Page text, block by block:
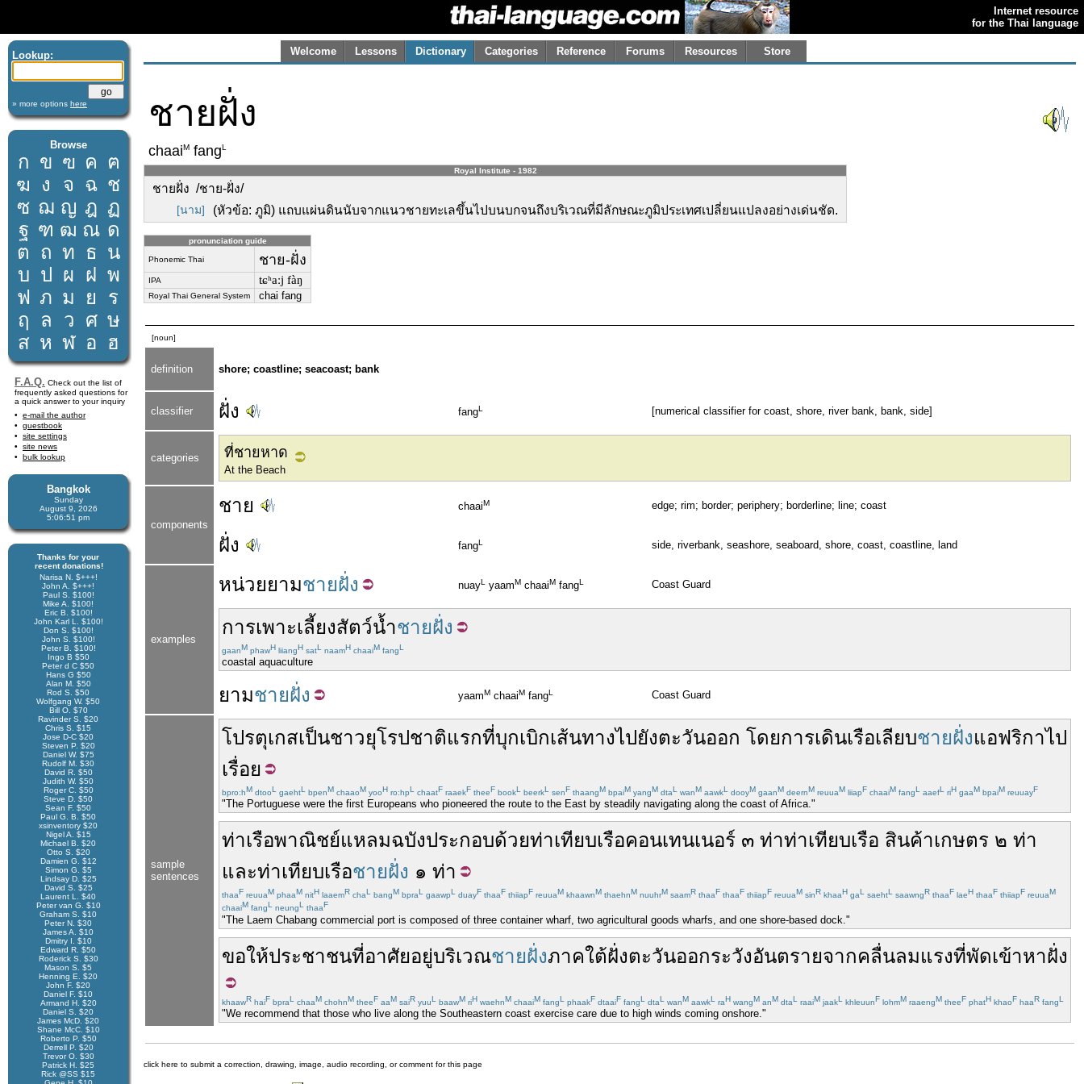
Internet resource
for the Thai language
Lookup:
» more options here
Browse
ก ข ฃ ค ฅ
ฆ ง จ ฉ ช
ซ ฌ ญ ฎ ฏ
ฐ ฑ ฒ ณ ด
ต ถ ท ธ น
บ ป ผ ฝ พ
ฟ ภ ม ย
ร
ฤ
ล ว ศ ษ
ส ห ฬ อ ฮ
F.A.Q. Check out the list of
frequently asked questions for
a quick answer to your inquiry
e-mail the author
guestbook
site settings
site news
bulk lookup
Bangkok
Sunday
August 9, 2026
5:06:52 pm
Thanks for your
recent donations!
Narisa N. $+++!
John A. $+++!
Paul S. $100!
Mike A. $100!
Eric B. $100!
John Karl L. $100!
Don S. $100!
John S. $100!
Peter B. $100!
Ingo B $50
Peter d C $50
Hans G $50
Alan M. $50
Rod S. $50
Wolfgang W. $50
Bill O. $70
Ravinder S. $20
Chris S. $15
Jose D-C $20
Steven P. $20
Daniel W. $75
Rudolf M. $30
David R. $50
Judith W. $50
Roger C. $50
Steve D. $50
Sean F. $50
Paul G. B. $50
xsinventory $20
Nigel A. $15
Michael B. $20
Otto S. $20
Damien G. $12
Simon G. $5
Lindsay D. $25
David S. $25
Laurent L. $40
Peter van G. $10
Graham S. $10
Peter N. $30
James A. $10
Dmitry I. $10
Edward R. $50
Roderick S. $30
Mason S. $5
Henning E. $20
John F. $20
Daniel F. $10
Armand H. $20
Daniel S. $20
James McD. $20
Shane McC. $10
Roberto P. $50
Derrell P. $20
Trevor O. $30
Patrick H. $25
Rick @SS $15
Welcome Lessons Dictionary Categories Reference Forums Resources Store
ชายฝั่ง
chaaiM fangL
Royal Institute - 1982
ชายฝั่ง /ชาย-ฝั่ง/
[นาม] (หัวข้อ: ภูมิ) แถบแผ่นดินนับจากแนวชายทะเลขึ้นไปบนบกจนถึงบริเวณที่มีลักษณะภูมิประเทศเปลี่ยนแปลงอย่างเด่นชัด.
pronunciation guide
Phonemic Thai ชาย-ฝั่ง
IPA tɕʰaːj fàŋ
Royal Thai General System chai fang
[noun]
definition shore; coastline; seacoast; bank
classifier ฝั่ง fangL [numerical classifier for coast, shore, river bank, bank, side]
categories ที่ชายหาด
At the Beach
components
ชาย chaaiM edge; rim; border; periphery; borderline; line; coast
ฝั่ง fangL side, riverbank, seashore, seaboard, shore, coast, coastline, land
examples
หน่วยยามชายฝั่ง nuayL yaamM chaaiM fangL Coast Guard
การเพาะเลี้ยงสัตว์น้ำชายฝั่ง
gaanM phawH liiangH satL naamH chaaiM fangL
coastal aquaculture
ยามชายฝั่ง yaamM chaaiM fangL Coast Guard
sample
sentences
โปรตุเกสเป็นชาวยุโรปชาติแรกที่บุกเบิกเส้นทางไปยังตะวันออก โดยการเดินเรือเลียบชายฝั่งแอฟริกาไป
เรื่อย
bpro:hM dtooL gaehtL bpenM chaaoM yooH ro:hpL chaatF raaekF theeF bookL beerkL senF thaangM bpaiM yangM dtaL wanM aawkL dooyM gaanM deernM reuuaM liiapF chaaiM fangL aaefL riH gaaM bpaiM reuuayF
"The Portuguese were the first Europeans who pioneered the route to the East by steadily navigating along the coast of Africa."
ท่าเรือพาณิชย์แหลมฉบังประกอบด้วยท่าเทียบเรือคอนเทนเนอร์ ๓ ท่าท่าเทียบเรือ สินค้าเกษตร ๒ ท่า
และท่าเทียบเรือชายฝั่ง ๑ ท่า
thaaF reuuaM phaaM nitH laaemR chaL bangM bpraL gaawpL duayF thaaF thiiapF reuuaM khaawnM thaehnM nuuhrM saamR thaaF thaaF thiiapF reuuaM sinR khaaH gaL saehtL saawngR thaaF laeH thaaF thiiapF reuuaM
chaaiM fangL neungL thaaF
"The Laem Chabang commercial port is composed of three container wharf, two agricultural goods wharfs, and one shore-based dock."
ขอให้ประชาชนที่อาศัยอยู่บริเวณชายฝั่งภาคใต้ฝั่งตะวันออกระวังอันตรายจากคลื่นลมแรงที่พัดเข้าหาฝั่ง
khaawR haiF bpraL chaaM chohnM theeF aaM saiR yuuL baawM riH waehnM chaaiM fangL phaakF dtaaiF fangL dtaL wanM aawkL raH wangM anM dtaL raaiM jaakL khleuunF lohmM raaengM theeF phatH khaoF haaR fangL
"We recommend that those who live along the Southeastern coast exercise care due to high winds coming onshore."
click here to submit a correction, drawing, image, audio recording, or comment for this page